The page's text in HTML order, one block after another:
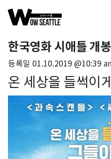
한국영화 시애틀 개
등록일 01.10.2019 @10:39
온 세상을 들썩이